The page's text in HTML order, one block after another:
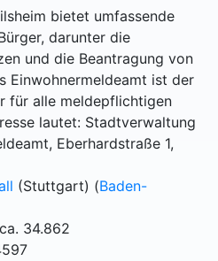
bietet umfassende
darunter die
und die Beantragung von
Einwohnermeldeamt ist der
für alle meldepflichtigen
lautet: Stadtverwaltung
Eberhardstraße 1,
(Stuttgart) (Baden-
34.862